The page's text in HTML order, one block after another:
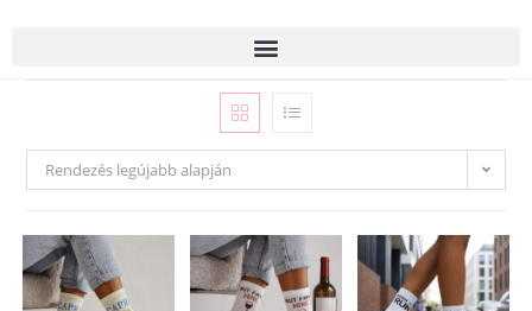
Rendezés legújabb alapján